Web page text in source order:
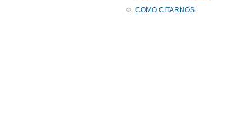
COMO CITARNOS